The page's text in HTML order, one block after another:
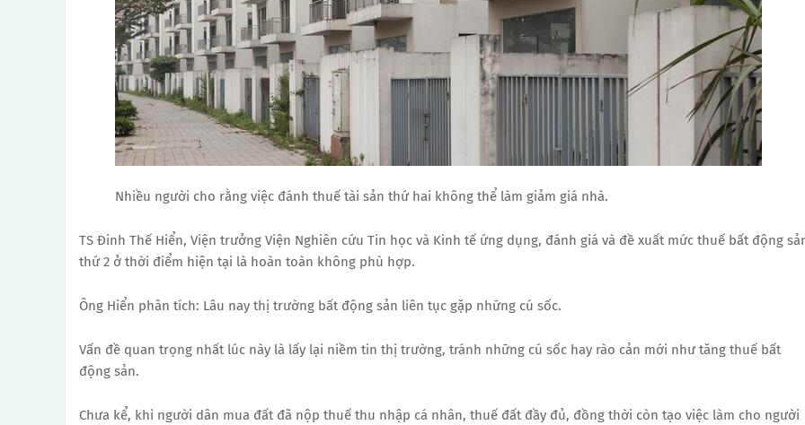
Nhiều người cho rằng việc đánh thuế tài sản thứ hai không thể làm giảm giá nhà.
TS Đinh Thế Hiển, Viện trưởng Viện Nghiên cứu Tin học và Kinh tế ứng dụng, đánh giá và đề xuất mức thuế bất động
thứ 2 ở thời điểm hiện tại là hoàn toàn không phù hợp.
Ông Hiển phân tích: Lâu nay thị trường bất động sản liên tục gặp những cú sốc.
Vấn đề quan trọng nhất lúc này là lấy lại niềm tin thị trường, tránh những cú sốc hay rào cản mới như tăng thuế bất
động sản.
Chưa kể, khi người dân mua đất đã nộp thuế thu nhập cá nhân, thuế đất đầy đủ, đồng thời còn tạo việc làm cho người